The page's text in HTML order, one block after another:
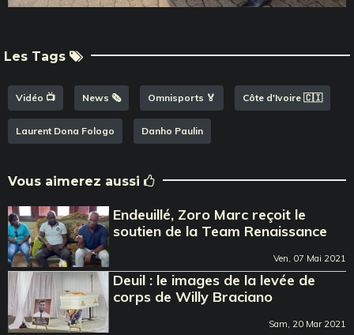
Les Tags
Vidéo 📺 News 🗞️ Omnisports 🏅 Côte d'Ivoire 🇨🇮
Laurent Dona Fologo Danho Paulin
Vous aimerez aussi
Endeuillé, Zoro Marc reçoit le
soutien de la Team Renaissance
Ven, 07 Mai 2021
Deuil : le images de la levée de
corps de Willy Braciano
Sam, 20 Mar 2021